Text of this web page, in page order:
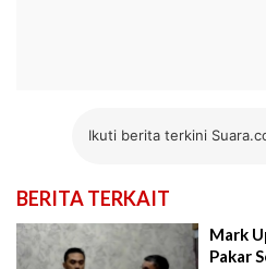
Ikuti berita terkini
BERITA TERKAIT
Mark
Pakar